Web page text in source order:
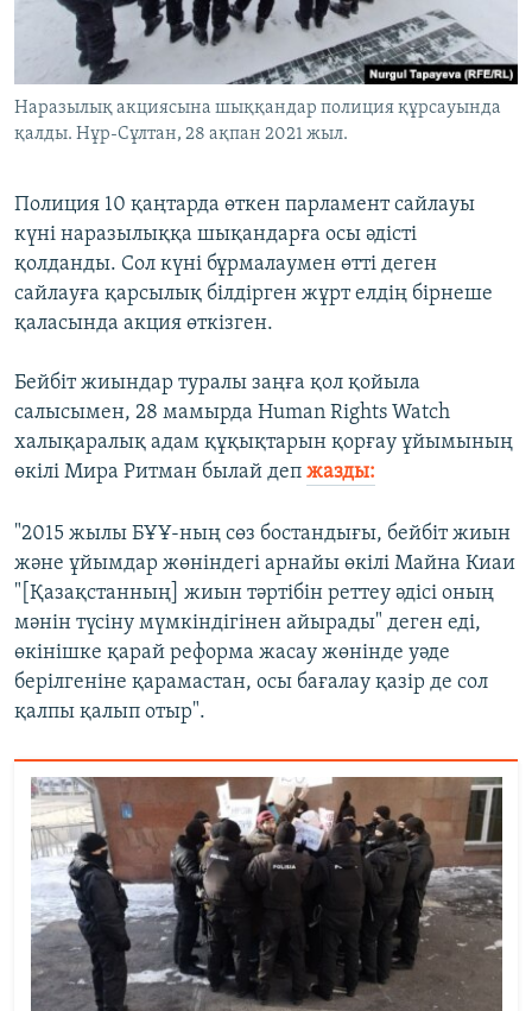
Наразылық акциясына шыққандар полиция құрсауында
қалды. Нұр-Сұлтан, 28 ақпан 2021 жыл.
Полиция 10 қаңтарда өткен парламент сайлауы
күні наразылыққа шықандарға осы әдісті
қолданды. Сол күні бұрмалаумен өтті деген
сайлауға қарсылық білдірген жұрт елдің бірнеше
қаласында акция өткізген.
Бейбіт жиындар туралы заңға қол қойыла
салысымен, 28 мамырда Human Rights Watch
халықаралық адам құқықтарын қорғау ұйымының
өкілі Мира Ритман былай деп жазды:
"2015 жылы БҰҰ-ның сөз бостандығы, бейбіт жиын
және ұйымдар жөніндегі арнайы өкілі Майна Киаи
"[Қазақстанның] жиын тәртібін реттеу әдісі оның
мәнін түсіну мүмкіндігінен айырады" деген еді,
өкінішке қарай реформа жасау жөнінде уәде
берілгеніне қарамастан, осы бағалау қазір де сол
қалпы қалып отыр".